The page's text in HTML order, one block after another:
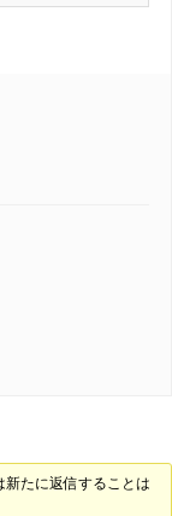
新たに返信することは